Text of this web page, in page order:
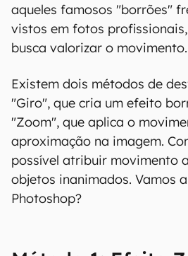
aqueles famosos "borrões"
vistos em fotos
busca valorizar o movimento.
Existem dois métodos de
"Giro", que cria um efeito
"Zoom", que aplica o
aproximação na imagem.
possível atribuir movimento
objetos inanimados. Vamos
Photoshop?